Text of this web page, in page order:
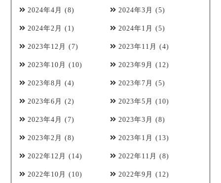
2024年4月 (8) 2024年3月 (5)
2024年2月 (1) 2024年1月 (5)
2023年12月 (7) 2023年11月 (4)
2023年10月 (10) 2023年9月 (12)
2023年8月 (4) 2023年7月 (5)
2023年6月 (2) 2023年5月 (10)
2023年4月 (7) 2023年3月 (8)
2023年2月 (8) 2023年1月 (13)
2022年12月 (14) 2022年11月 (8)
2022年10月 (10) 2022年9月 (12)